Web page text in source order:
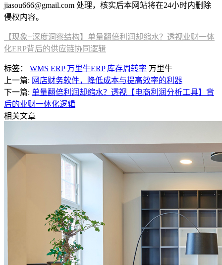
jiasou666@gmail.com 处理，核实后本网站将在24小时内删除
侵权内容。
【现象+深度洞察结构】单量翻倍利润却缩水？透视业财一体
化ERP背后的供应链协同逻辑
标签： WMS ERP 万里牛ERP 库存周转率 万里牛
上一篇: 网店财务软件，降低成本与提高效率的利器
下一篇: 单量翻倍利润却缩水？透视【电商利润分析工具】背
后的业财一体化逻辑
相关文章